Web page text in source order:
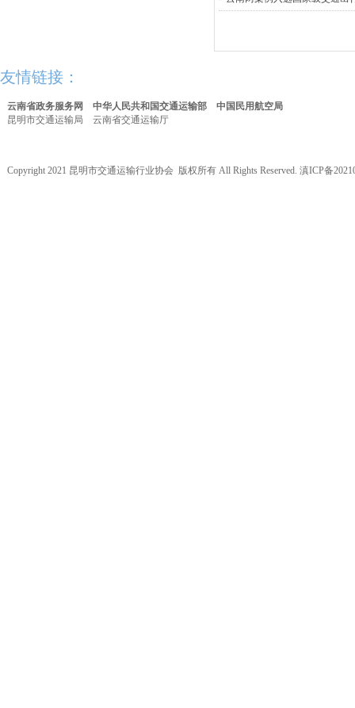
友情链接：
云南省政务服务网 中华人民共和国交通运输部
中国民用航空局
昆明市交通运输局
云南省交通运输厅
Copyright 2021 昆明市交通运输行业协会 版权所有 All Rights Reserved. 滇ICP备